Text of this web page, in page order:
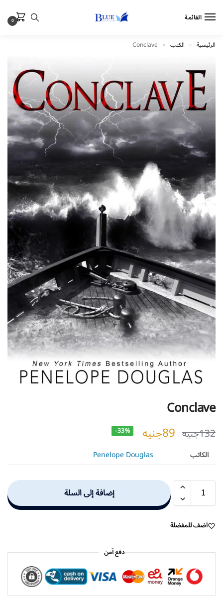
القائمة 0
الرئيسية » الكتب »
Conclave
Conclave
132جنيه 89جنيه -33%
الكاتب Penelope Douglas
إضافة إلى السلة
اضف للمفضلة
دفع آمن